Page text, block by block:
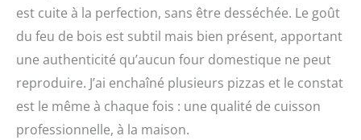
est cuite à la perfection, sans être desséchée. Le goût
du feu de bois est subtil mais bien présent, apportant
une authenticité qu’aucun four domestique ne peut
reproduire. J’ai enchaîné plusieurs pizzas et le constat
est le même à chaque fois : une qualité de cuisson
professionnelle, à la maison.